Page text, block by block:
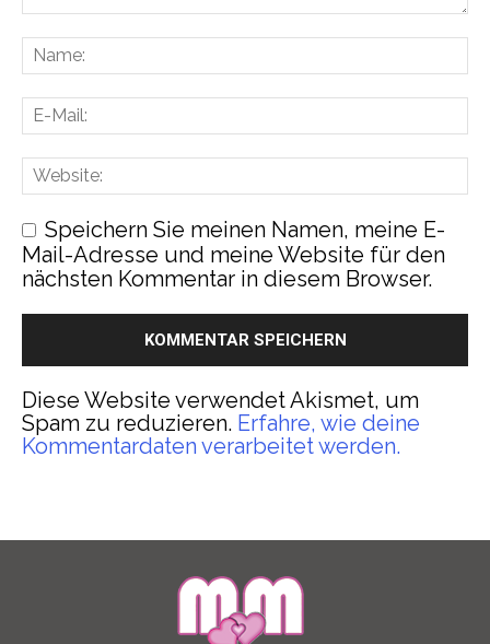
Speichern Sie meinen Namen, meine E-
Mail-Adresse und meine Website für den
nächsten Kommentar in diesem Browser.
Diese Website verwendet Akismet, um
Spam zu reduzieren. Erfahre, wie deine
Kommentardaten verarbeitet werden.